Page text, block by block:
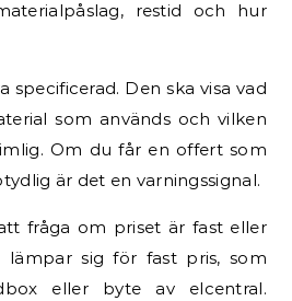
restid och hur
specificerad. Den ska visa vad
som används och vilken
Om du får en offert som
är det en varningssignal.
fråga om priset är fast eller
lämpar sig för fast pris, som
eller byte av elcentral.